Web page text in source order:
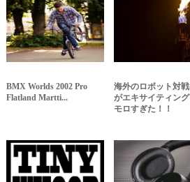
BMX Worlds 2002 Pro
Flatland Martti...
海外のロボット対戦
がエキサイティン
モロすぎた！！